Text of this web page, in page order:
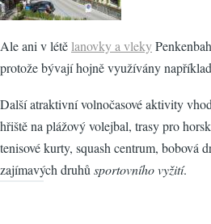
Ale ani v létělanovky a vleky
protože bývají hojně využívány
Další atraktivní volnočasové aktivity
hřiště na plážový volejbal, trasy pro
tenisové kurty, squash centrum, bobová
zajímavých druhů sportovního vyžití.